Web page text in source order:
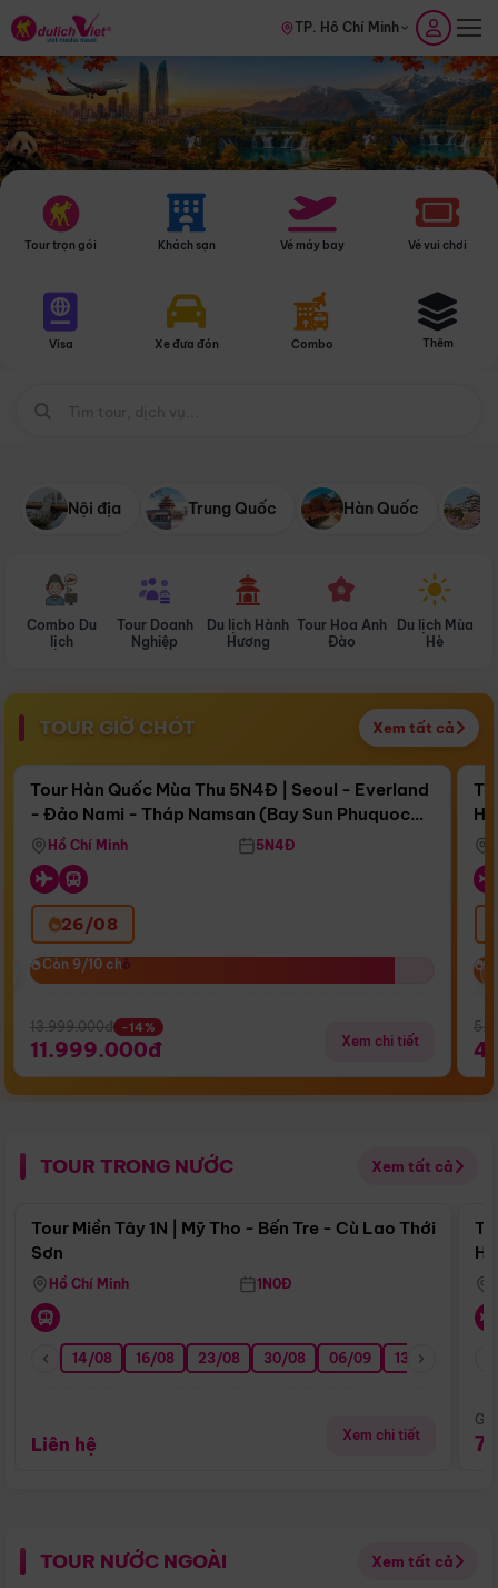
TP. Hồ Chí Minh
Tour trọn gói Khách sạn Vé máy bay Vé vui chơi
Visa Xe đưa đón Combo Thêm
Nội địa Trung Quốc Hàn Quốc
Combo Du
lịch
Tour Doanh
Nghiệp
Du lịch Hành
Hương
Tour Hoa Anh
Đào
Du lịch Mùa
Hè
TOUR GIỜ CHÓT Xem tất cả
Còn17 ngày 16:21:39
Bay Sun Phuquoc Airways
Điểm nổi bật
Tour Hàn Quốc Mùa Thu 5N4Đ | Seoul - Everland
- Đảo Nami - Tháp Namsan (Bay Sun Phuquoc
Airways)
Hồ Chí Minh 5N4Đ
26/08
Còn 9/10 chỗ
Còn 9/10 chỗ
13.999.000đ -14%
11.999.000đ Xem chi tiết
TOUR TRONG NƯỚC Xem tất cả
Điểm nổi bật
Tour Miền Tây 1N | Mỹ Tho - Bến Tre - Cù Lao Thới
Sơn
Hồ Chí Minh 1N0Đ
14/08 16/08 23/08 30/08 06/09 13/09
Liên hệ Xem chi tiết
TOUR NƯỚC NGOÀI Xem tất cả
Điểm nổi bật